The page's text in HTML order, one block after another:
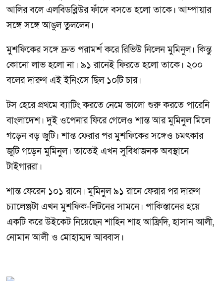
আলির বলে এলবিডব্লিউর ফাঁদে বসতে হলো তাকে। আম্পায়ার
সঙ্গে সঙ্গে আঙুল তুললেন।
মুশফিকের সঙ্গে দ্রুত পরামর্শ করে রিভিউ নিলেন মুমিনুল। কিন্তু
কোনো লাভ হলো না। ৯১ রানেই ফিরতে হলো তাকে। ২০০
বলের দারুণ এই ইনিংসে ছিল ১০টি চার।
টস হেরে প্রথমে ব্যাটিং করতে নেমে ভালো শুরু করতে পারেনি
বাংলাদেশ। দুই ওপেনার ফিরে গেলেও শান্ত আর মুমিনুল মিলে
গড়েন বড় জুটি। শান্ত ফেরার পর মুশফিকের সঙ্গেও চমৎকার
জুটি গড়েন মুমিনুল। তাতেই এখন সুবিধাজনক অবস্থানে
টাইগাররা।
শান্ত ফেরেন ১০১ রানে। মুমিনুল ৯১ রানে ফেরার পর দারুণ
চ্যালেঞ্জটা এখন মুশফিক-লিটনের সামনে। পাকিস্তানের হয়ে
একটি করে উইকেট নিয়েছেন শাহিন শাহ আফ্রিদি, হাসান আলী,
নোমান আলী ও মোহাম্মদ আব্বাস।